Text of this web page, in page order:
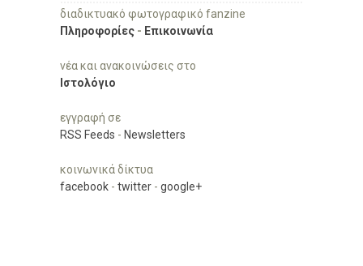
διαδικτυακό φωτογραφικό fanzine
Πληροφορίες - Επικοινωνία
νέα και ανακοινώσεις στο
Ιστολόγιο
εγγραφή σε
RSS Feeds - Newsletters
κοινωνικά δίκτυα
facebook - twitter - google+